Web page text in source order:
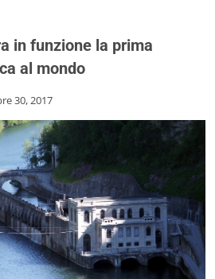
in funzione la prima
al mondo
30, 2017